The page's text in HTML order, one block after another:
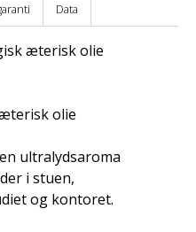
Data
æterisk olie
olie
ultralydsaroma
i stuen,
og kontoret.